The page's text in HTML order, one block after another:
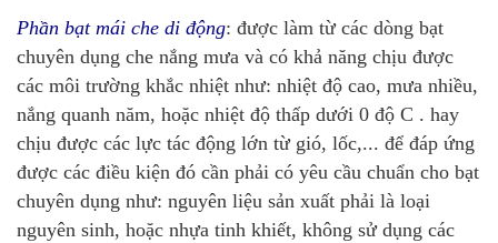
Phần bạt mái che di động: được làm từ các dòng bạt
chuyên dụng che nắng mưa và có khả năng chịu được
các môi trường khắc nhiệt như: nhiệt độ cao, mưa nhiều,
nắng quanh năm, hoặc nhiệt độ thấp dưới 0 độ C . hay
chịu được các lực tác động lớn từ gió, lốc,... để đáp ứng
được các điều kiện đó cần phải có yêu cầu chuẩn cho bạt
chuyên dụng như: nguyên liệu sản xuất phải là loại
nguyên sinh, hoặc nhựa tinh khiết, không sử dụng các